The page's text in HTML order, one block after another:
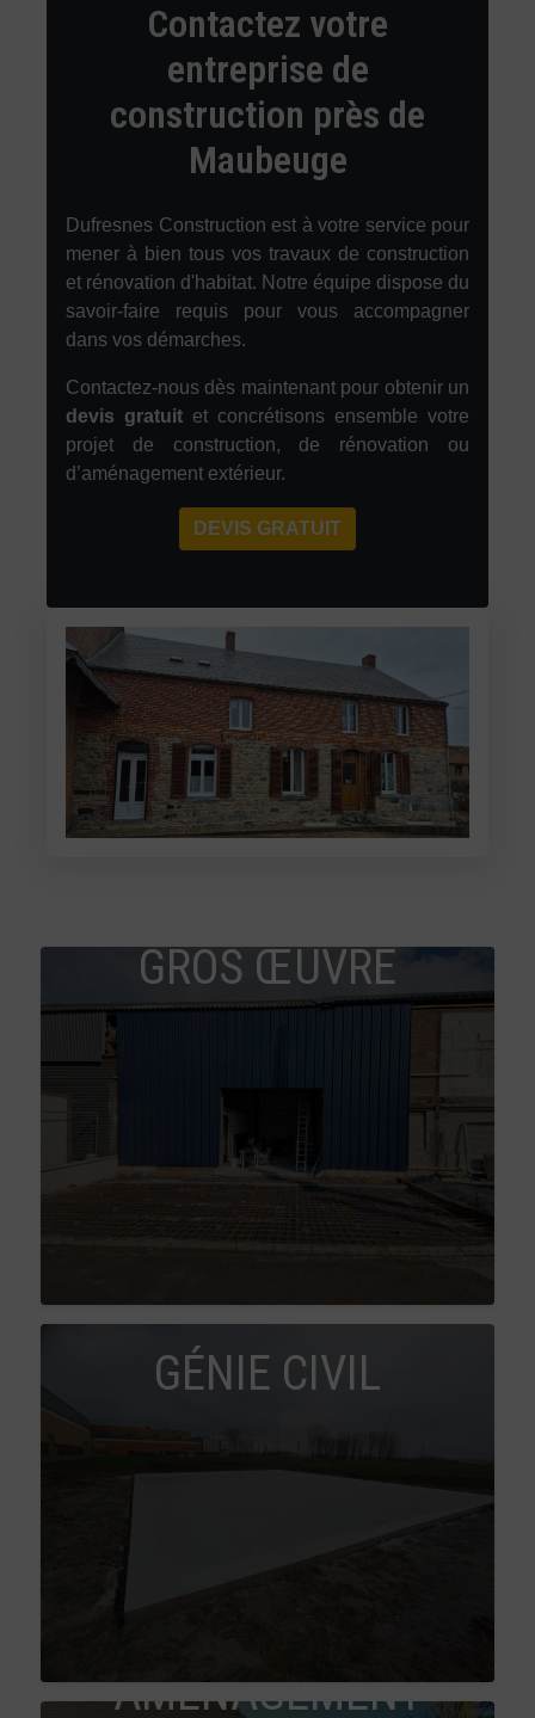
Contactez votre
entreprise de
construction près de
Maubeuge
Dufresnes Construction est à votre service pour
mener à bien tous vos travaux de construction
et rénovation d'habitat. Notre équipe dispose du
savoir-faire requis pour vous accompagner
dans vos démarches.
Contactez-nous dès maintenant pour obtenir un
devis gratuit et concrétisons ensemble votre
projet de construction, de rénovation ou
d’aménagement extérieur.
DEVIS GRATUIT
GROS ŒUVRE
GÉNIE CIVIL
AMÉNAGEMENT